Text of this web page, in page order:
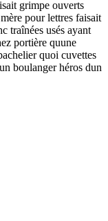
grimpe ouverts
pour lettres faisait
traînées usés ayant
portière quune
quoi cuvettes
boulanger héros dun